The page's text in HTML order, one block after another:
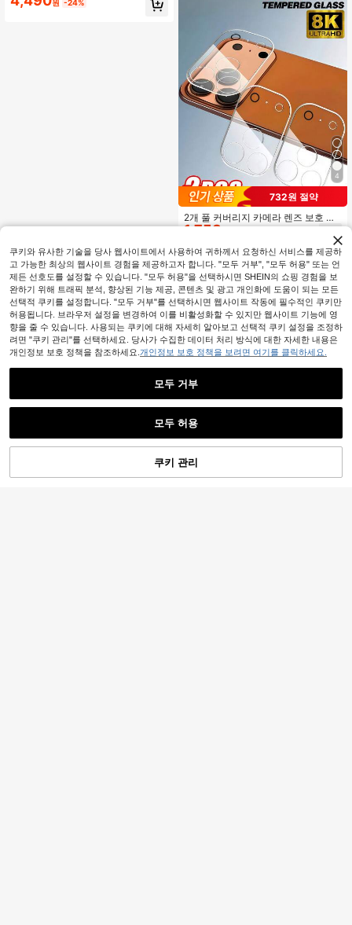
디자인, 여성용 럭셔리 스타일, 16 Pro,
원 -24%
4
732원 절약
2개 풀 커버리지 카메라 렌즈 보호 필
름, 아이폰 17/16 프로 맥스/17 에어 액
필름
1,758
31% 할인!
쿠키와 유사한 기술을 당사 웹사이트에서 사용하여 귀하께서 요청하신 서비스를 제공하
고 가능한 최상의 웹사이트 경험을 제공하고자 합니다. "모두 거부", "모두 허용" 또는 언
제든 선호도를 설정할 수 있습니다. "모두 허용"을 선택하시면 SHEIN의 쇼핑 경험을 보
완하기 위해 트래픽 분석, 향상된 기능 제공, 콘텐츠 및 광고 개인화에 도움이 되는 모든
선택적 쿠키를 설정합니다. "모두 거부"를 선택하시면 웹사이트 작동에 필수적인 쿠키만
허용됩니다. 브라우저 설정을 변경하여 이를 비활성화할 수 있지만 웹사이트 기능에 영
향을 줄 수 있습니다. 사용되는 쿠키에 대해 자세히 알아보고 선택적 쿠키 설정을 조정하
려면 "쿠키 관리"를 선택하세요. 당사가 수집한 데이터 처리 방식에 대한 자세한 내용은
개인정보 보호 정책을 참조하세요. 개인정보 보호 정책을 보려면 여기를 클릭하세요.
모두 거부
모두 허용
쿠키 관리